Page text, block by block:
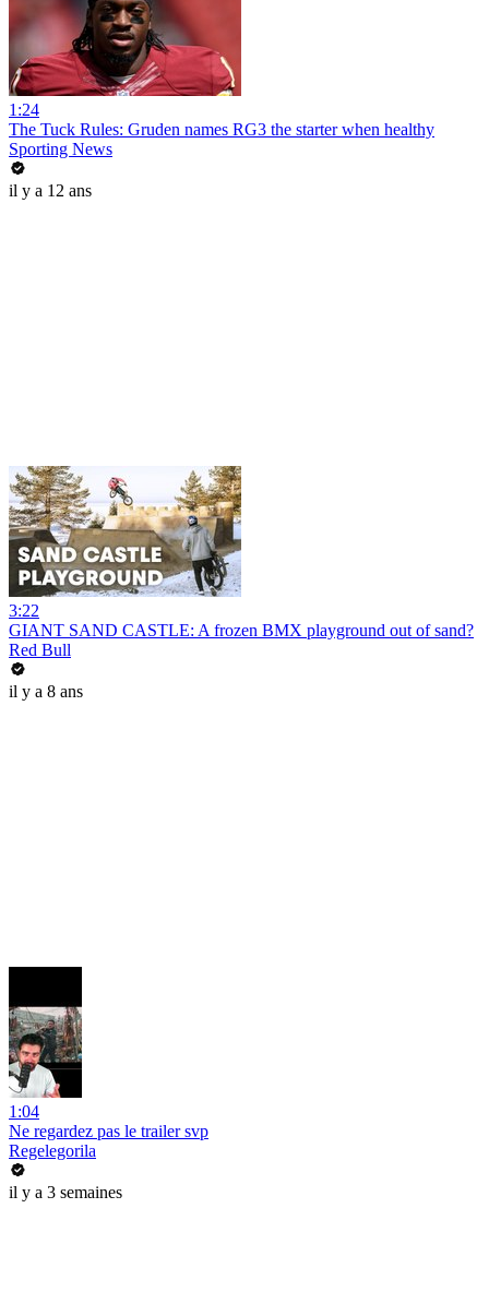
1:24
The Tuck Rules: Gruden names RG3 the starter when healthy
Sporting News
il y a 12 ans
3:22
GIANT SAND CASTLE: A frozen BMX playground out of sand?
Red Bull
il y a 8 ans
1:04
Ne regardez pas le trailer svp
Regelegorila
il y a 3 semaines